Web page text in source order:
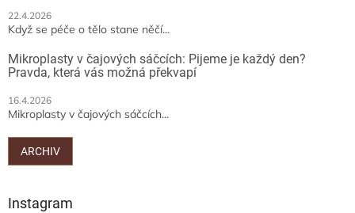
22.4.2026
Když se péče o tělo stane něčí...
Mikroplasty v čajových sáčcích: Pijeme je každý den?
Pravda, která vás možná překvapí
16.4.2026
Mikroplasty v čajových sáčcích...
ARCHIV
Instagram